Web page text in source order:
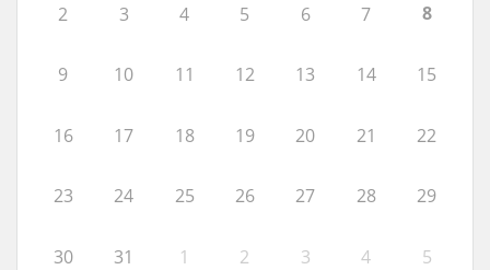
2 3 4 5 6 7 8
9 10 11 12 13 14 15
16 17 18 19 20 21 22
23 24 25 26 27 28 29
30 31 1 2 3 4 5